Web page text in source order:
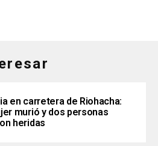
en carretera de Riohacha:
murió y dos personas
heridas